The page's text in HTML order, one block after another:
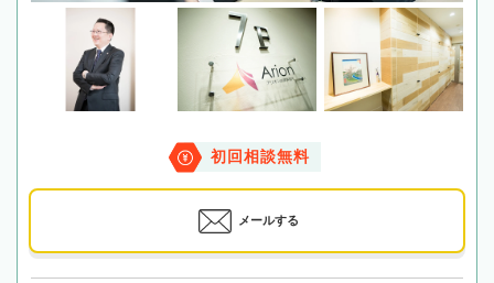
初回相談無料
メールする